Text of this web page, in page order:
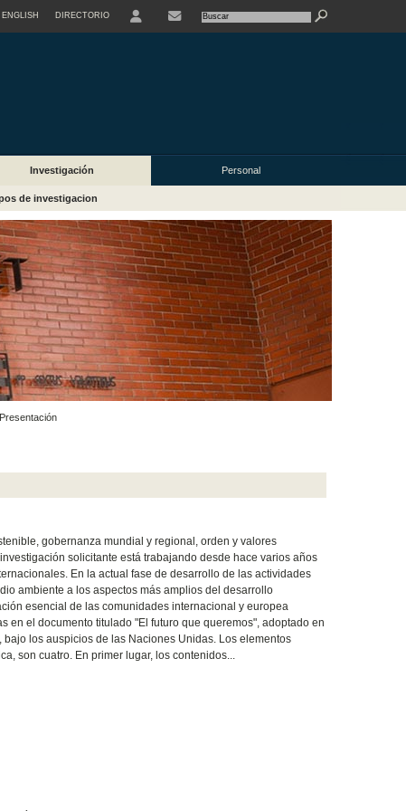
ENGLISH DIRECTORIO
Investigación Personal
de investigacion
gobernanza mundial y regional, orden y valores
solicitante está trabajando desde hace varios años
En la actual fase de desarrollo de las actividades
ambiente a los aspectos más amplios del desarrollo
esencial de las comunidades internacional y europea
en el documento titulado "El futuro que queremos", adoptado en
los auspicios de las Naciones Unidas. Los elementos
son cuatro. En primer lugar, los contenidos...